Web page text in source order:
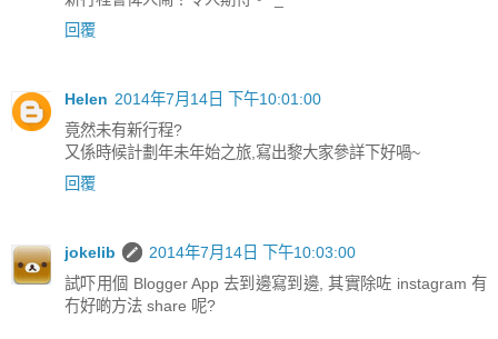
回覆
Helen 2014年7月14日 下午10:01:00
竟然未有新行程?
又係時候計劃年未年始之旅,寫出黎大家參詳下好喎~
回覆
jokelib
2014年7月14日 下午10:03:00
試吓用個 Blogger App 去到邊寫到邊, 其實除咗 instagram 有
冇好啲方法 share 呢?